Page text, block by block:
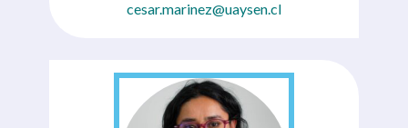
cesar.marinez@uaysen.cl